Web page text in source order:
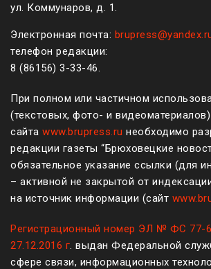
ул. Коммунаров, д. 1.
Электронная почта:
телефон редакции:
8 (861 56) 3-33-46.
При полном или частичном
(текстовых, фото- и
сайта www.brupress.ru необходимо
редакции газеты “Брюховецкие
обязательное указание ссылки (для
– активной не закрытой от
на источник информации (сайт
Регистрационный номер ЭЛ № ФС 77-
27.12.2016 г. выдан Федеральной
сфере связи, информационных